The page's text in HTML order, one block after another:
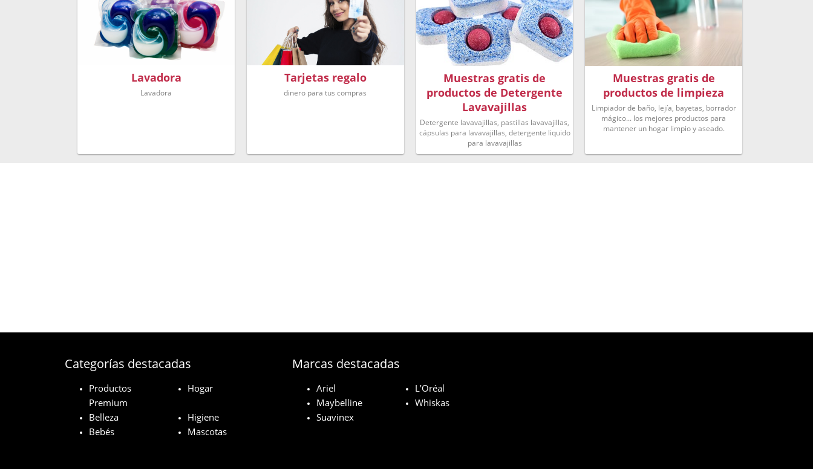
Lavadora
Lavadora
Tarjetas regalo
dinero para tus compras
Muestras gratis de
productos de Detergente
Lavavajillas
Detergente lavavajillas, pastillas lavavajillas,
cápsulas para lavavajillas, detergente liquido
para lavavajillas
Muestras gratis de
productos de limpieza
Limpiador de baño, lejía, bayetas, borrador
mágico... los mejores productos para
mantener un hogar limpio y aseado.
Categorías destacadas
Productos
Premium
Hogar
Belleza
Higiene
Bebés
Mascotas
Marcas destacadas
Ariel
L’Oréal
Maybelline
Whiskas
Suavinex